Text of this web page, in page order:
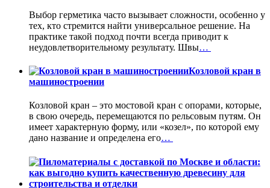
Выбор герметика часто вызывает сложности, особенно у
тех, кто стремится найти универсальное решение. На
практике такой подход почти всегда приводит к
неудовлетворительному результату. Швы…
Козловой кран в
машиностроении
Козловой кран – это мостовой кран с опорами, которые,
в свою очередь, перемещаются по рельсовым путям. Он
имеет характерную форму, или «козел», по которой ему
дано название и определена его…